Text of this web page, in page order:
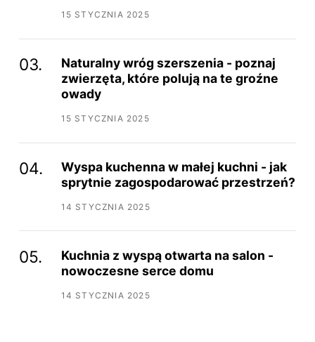
15 STYCZNIA 2025
Naturalny wróg szerszenia - poznaj
zwierzęta, które polują na te groźne
owady
15 STYCZNIA 2025
Wyspa kuchenna w małej kuchni - jak
sprytnie zagospodarować przestrzeń?
14 STYCZNIA 2025
Kuchnia z wyspą otwarta na salon -
nowoczesne serce domu
14 STYCZNIA 2025